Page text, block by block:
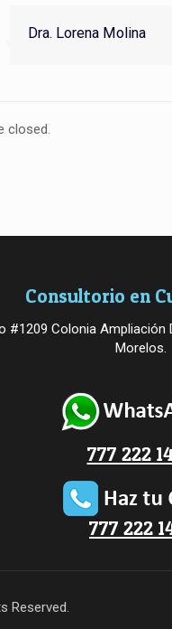
Dra. Lorena Molina
closed.
Consultorio en
#1209 Colonia Ampliación
Morelos.
777 222
777 222
Reserved.